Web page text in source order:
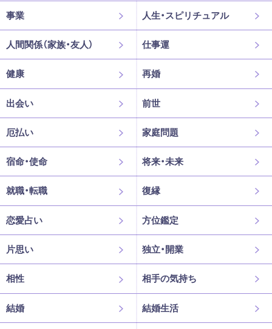
事業 人生・スピリチュアル
人間関係（家族・友人） 仕事運
健康 再婚
出会い 前世
厄払い 家庭問題
宿命・使命 将来・未来
就職・転職 復縁
恋愛占い 方位鑑定
片思い 独立・開業
相性 相手の気持ち
結婚 結婚生活